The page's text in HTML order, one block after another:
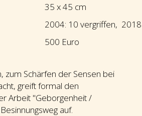
35 x 45 cm
2004: 10 vergriffen,
500 Euro
zum Schärfen der Sensen bei
greift formal den
Arbeit "Geborgenheit /
auf.